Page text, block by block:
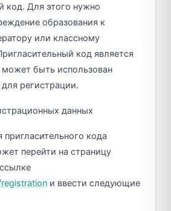
код. Для этого нужно
образования к
или классному
код является
быть использован
регистрации.
данных
пригласительного кода
перейти на страницу
и ввести следующие